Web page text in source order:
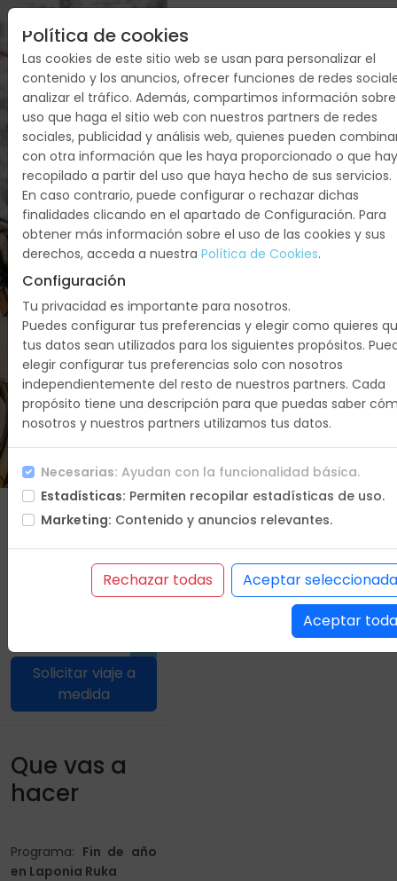
FIN DE
AÑO EN
LAPONIA
RUKA
Finlandia:
Ruka
5 días
Que vas a hacer
Condiciones
Solicitar viaje a
medida
Que vas a
hacer
Programa: Fin de año
en Laponia Ruka
Política de cookies
Las cookies de este sitio web se usan para personalizar el
contenido y los anuncios, ofrecer funciones de redes
analizar el tráfico. Además, compartimos información
uso que haga el sitio web con nuestros partners de redes
sociales, publicidad y análisis web, quienes pueden
con otra información que les haya proporcionado o que
recopilado a partir del uso que haya hecho de sus servicios.
En caso contrario, puede configurar o rechazar dichas
finalidades clicando en el apartado de Configuración. Para
obtener más información sobre el uso de las cookies y sus
derechos, acceda a nuestra Política de Cookies.
Configuración
Tu privacidad es importante para nosotros.
Puedes configurar tus preferencias y elegir como quieres
tus datos sean utilizados para los siguientes propósitos.
elegir configurar tus preferencias solo con nosotros
independientemente del resto de nuestros partners. Cada
propósito tiene una descripción para que puedas saber
nosotros y nuestros partners utilizamos tus datos.
Necesarias: Ayudan con la funcionalidad básica.
Estadísticas: Permiten recopilar estadísticas de uso.
Marketing: Contenido y anuncios relevantes.
Rechazar todas
Aceptar
Aceptar